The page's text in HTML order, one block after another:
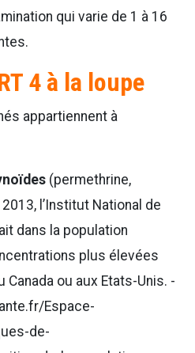
qui varie de 1 à 16
4 à la loupe
appartiennent à
(permethrine,
l’Institut National de
dans la population
plus élevées
Canada ou aux Etats-Unis. -
Espace-
de-